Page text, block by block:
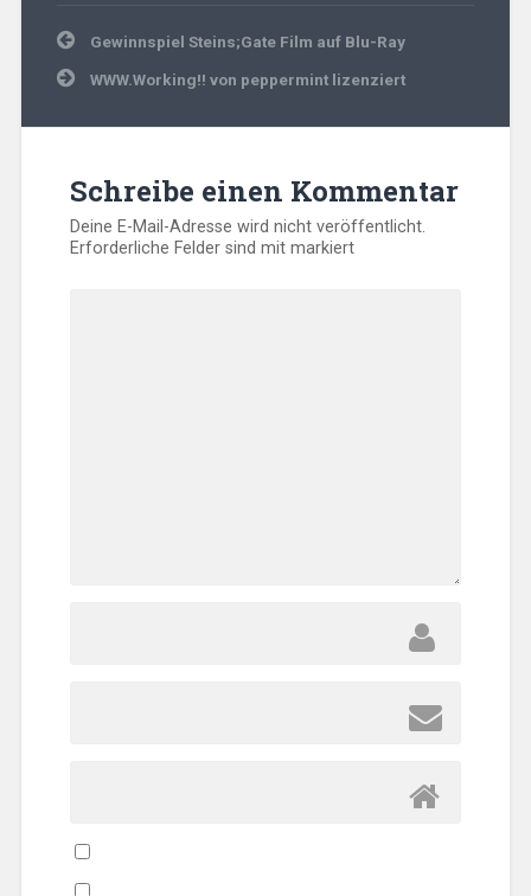
Beitragsnavigation
Gewinnspiel Steins;Gate Film auf Blu-Ray
WWW.Working!! von peppermint lizenziert
Schreibe einen Kommentar
Deine E-Mail-Adresse wird nicht veröffentlicht.
Erforderliche Felder sind mitmarkiert